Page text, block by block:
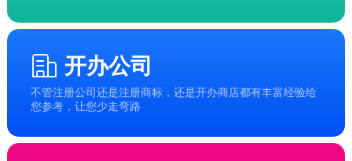
开办公司
不管注册公司还是注册商标，还是开办商店都有丰富经验给
您参考，让您少走弯路